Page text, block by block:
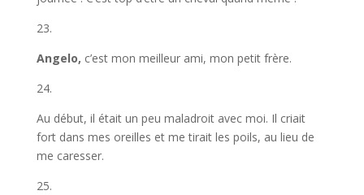
23.
Angelo, c’est mon meilleur ami, mon petit frère.
24.
Au début, il était un peu maladroit avec moi. Il criait
fort dans mes oreilles et me tirait les poils, au lieu de
me caresser.
25.